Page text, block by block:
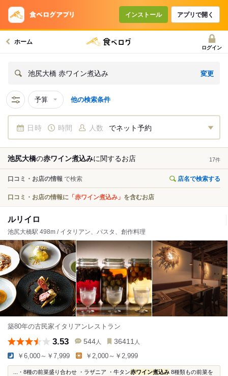
インストール アプリで開く
ホーム
ログイン
池尻大橋 赤ワイン煮込み 変更
予算 他の検索条件
日時 時間 人数 でネット予約
池尻大橋の赤ワイン煮込みに関するお店 17件
口コミ・お店の情報 で検索 店名で検索する
口コミ・お店の情報に 「赤ワイン煮込み」 を含むお店
ルリイロ
池尻大橋駅 498m / イタリアン、パスタ、創作料理
築80年の古民家イタリアンレストラン
3.53 544 人 36411 人
￥6,000～￥7,999 ￥2,000～￥2,999
...・8種の前菜盛り合わせ ・ラザニア ・牛タン赤ワイン煮込み 8種類もの前菜を